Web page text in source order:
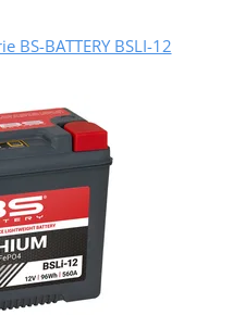
BATTERY BSLI-12